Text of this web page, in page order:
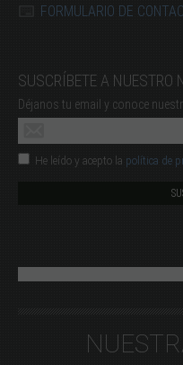
FORMULARIO DE
SUSCRÍBETE A NUESTRO
Déjanos tu email y conoce
He leído y acepto la política de